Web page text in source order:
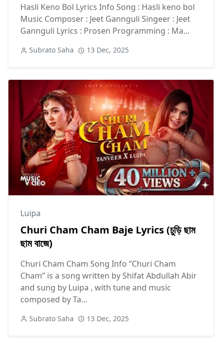
Hasli Keno Bol Lyrics Info Song : Hasli keno bol
Music Composer : Jeet Gannguli Singeer : Jeet
Gannguli Lyrics : Prosen Programming : Ma...
Subrato Saha 13 Dec, 2025
Luipa
Churi Cham Cham Baje Lyrics (চুড়ি ছাম
ছাম বাজে)
Churi Cham Cham Song Info “Churi Cham
Cham” is a song written by Shifat Abdullah Abir
and sung by Luipa , with tune and music
composed by Ta...
Subrato Saha 13 Dec, 2025